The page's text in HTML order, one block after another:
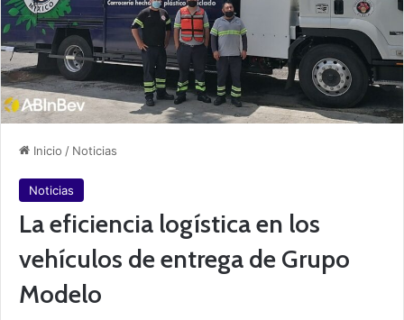
Inicio / Noticias
Noticias
La eficiencia logística en los
vehículos de entrega de Grupo
Modelo